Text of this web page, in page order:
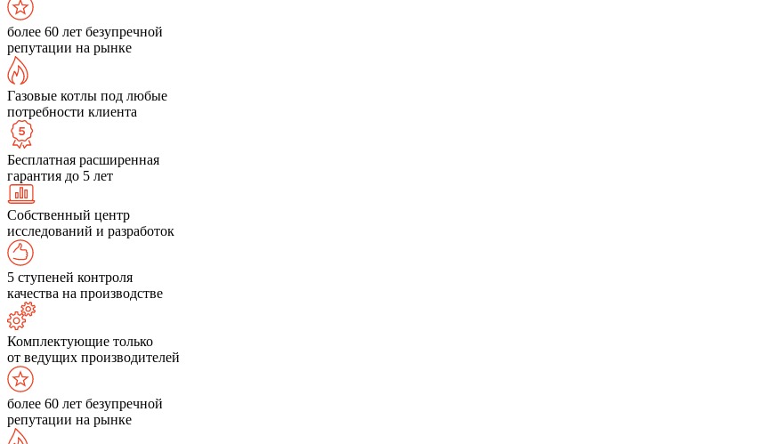
более 60 лет безупречной
репутации на рынке
Газовые котлы под любые
потребности клиента
Бесплатная расширенная
гарантия до 5 лет
Собственный центр
исследований и разработок
5 ступеней контроля
качества на производстве
Комплектующие только
от ведущих производителей
более 60 лет безупречной
репутации на рынке